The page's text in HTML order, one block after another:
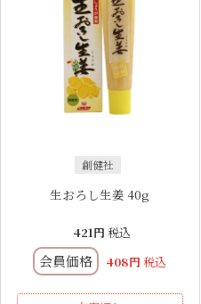
創健社
生おろし生姜 40g
421 税込
会員価格 408 税込